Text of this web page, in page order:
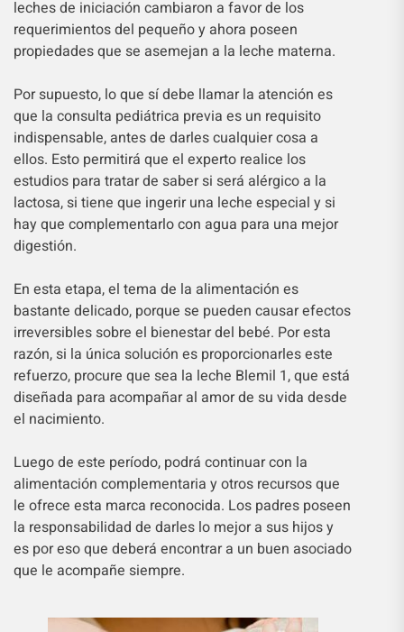
leches de iniciación cambiaron a favor de los
requerimientos del pequeño y ahora poseen
propiedades que se asemejan a la leche materna.
Por supuesto, lo que sí debe llamar la atención es
que la consulta pediátrica previa es un requisito
indispensable, antes de darles cualquier cosa a
ellos. Esto permitirá que el experto realice los
estudios para tratar de saber si será alérgico a la
lactosa, si tiene que ingerir una leche especial y si
hay que complementarlo con agua para una mejor
digestión.
En esta etapa, el tema de la alimentación es
bastante delicado, porque se pueden causar efectos
irreversibles sobre el bienestar del bebé. Por esta
razón, si la única solución es proporcionarles este
refuerzo, procure que sea la leche Blemil 1, que está
diseñada para acompañar al amor de su vida desde
el nacimiento.
Luego de este período, podrá continuar con la
alimentación complementaria y otros recursos que
le ofrece esta marca reconocida. Los padres poseen
la responsabilidad de darles lo mejor a sus hijos y
es por eso que deberá encontrar a un buen asociado
que le acompañe siempre.